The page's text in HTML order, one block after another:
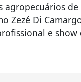
Zezé Di
e show